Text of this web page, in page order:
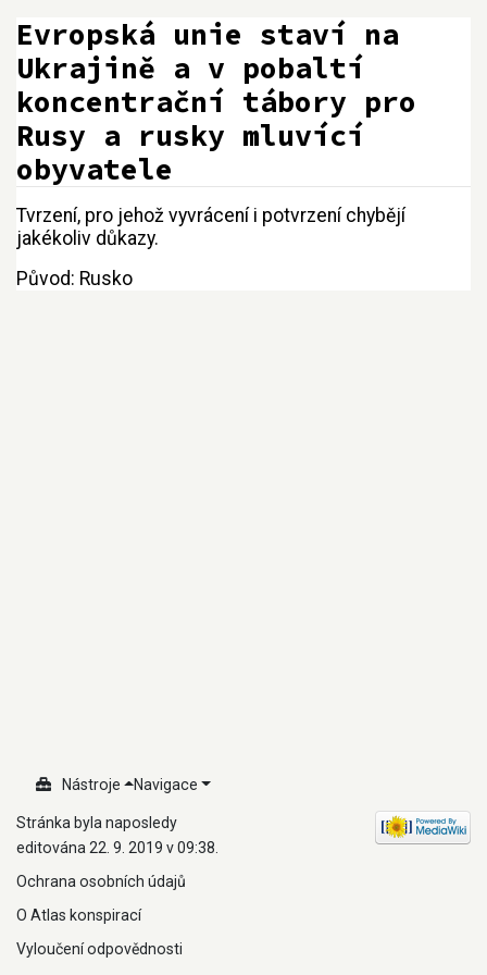
Evropská unie staví na
Ukrajině a v pobaltí
koncentrační tábory pro
Rusy a rusky mluvící
obyvatele
Přejít na:navigace ,hledání
Tvrzení, pro jehož vyvrácení i potvrzení chybějí
jakékoliv důkazy.
Původ: Rusko
Nástroje Navigace
Stránka byla naposledy
editována 22. 9. 2019 v 09:38.
Ochrana osobních údajů
O Atlas konspirací
Vyloučení odpovědnosti